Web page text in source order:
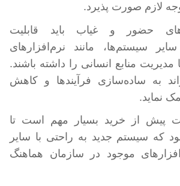
لازم صورت پذیرد.
حضور و غیاب باید قابلیت
سیستم‌ها، مانند نرم‌افزارهای
منابع انسانی را داشته باشند.
به ساده‌سازی فرآیندها و کاهش
نماید.
پیش از خرید بسیار مهم است تا
که سیستم جدید به راحتی با سایر
موجود در سازمان هماهنگ